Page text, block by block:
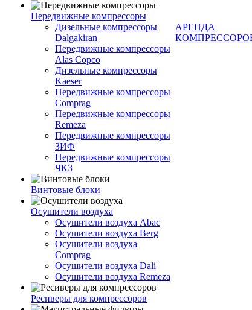
Передвижные компрессоры
Дизельные компрессоры
Dalgakiran
Передвижные компрессоры
Alas Copco
Дизельные компрессоры
Kaeser
Передвижные компрессоры
Comprag
Передвижные компрессоры
Remeza
Передвижные компрессоры
ЗИФ
Передвижные компрессоры
ЧКЗ
Винтовые блоки
Осушители воздуха
Осушители воздуха Abac
Осушители воздуха Berg
Осушители воздуха
Comprag
Осушители воздуха Dali
Осушители воздуха Remeza
Ресиверы для компрессоров
АРЕНДА